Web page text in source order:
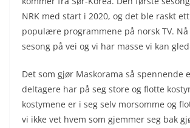
NRK med start i 2020, og det ble raskt
populære programmene på norsk TV.
sesong på vei og vi har masse vi kan
Det som gjør Maskorama så spennende
deltagere har på seg store og flotte
kostymene er i seg selv morsomme og
vi ikke vet hvem som gjemmer seg bak